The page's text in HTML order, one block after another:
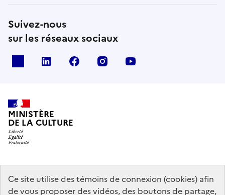
Ce site utilise des témoins de connexion (cookies) afin
de vous proposer des vidéos, des boutons de partage,
Suivez-nous
sur les réseaux sociaux
linkedin facebook instagram
MINISTÈRE
DE LA CULTURE
data.gouv.fr legifrance.gouv.fr
info.gouv.fr